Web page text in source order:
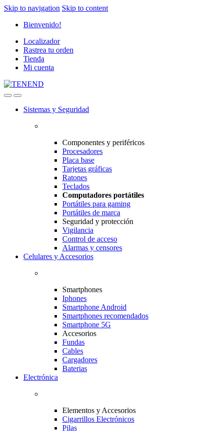
Skip to navigation Skip to content
Bienvenido!
Localizador
Rastrea tu orden
Tienda
Mi cuenta
Sistemas y Seguridad
Componentes y periféricos
Procesadores
Placa base
Tarjetas gráficas
Ratones
Teclados
Computadores portátiles
Portátiles para gaming
Portátiles de marca
Seguridad y protección
Vigilancia
Control de acceso
Alarmas y censores
Celulares y Accesorios
Smartphones
Iphones
Smartphone Android
Smartphones recomendados
Smartphone 5G
Accesorios
Fundas
Cables
Cargadores
Baterias
Electrónica
Elementos y Accesorios
Cigarrillos Electrónicos
Pilas